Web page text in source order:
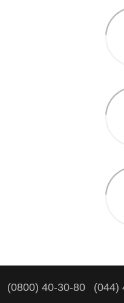
(0800) 40-30-80 (044)